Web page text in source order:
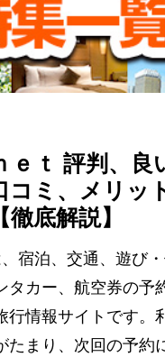
ｅｔ 評判、良
コミ、メリッ
底解説】
宿泊、交通、遊び
タカー、航空券の予
行情報サイトです。
たまり、次回の予約